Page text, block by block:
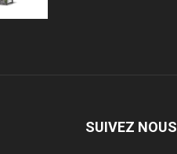
SUIVEZ NOUS